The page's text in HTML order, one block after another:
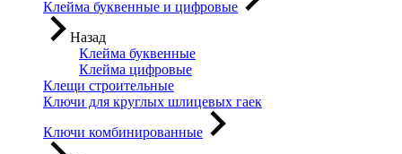
Клейма буквенные и цифровые
Назад
Клейма буквенные
Клейма цифровые
Клещи строительные
Ключи для круглых шлицевых гаек
Ключи комбинированные